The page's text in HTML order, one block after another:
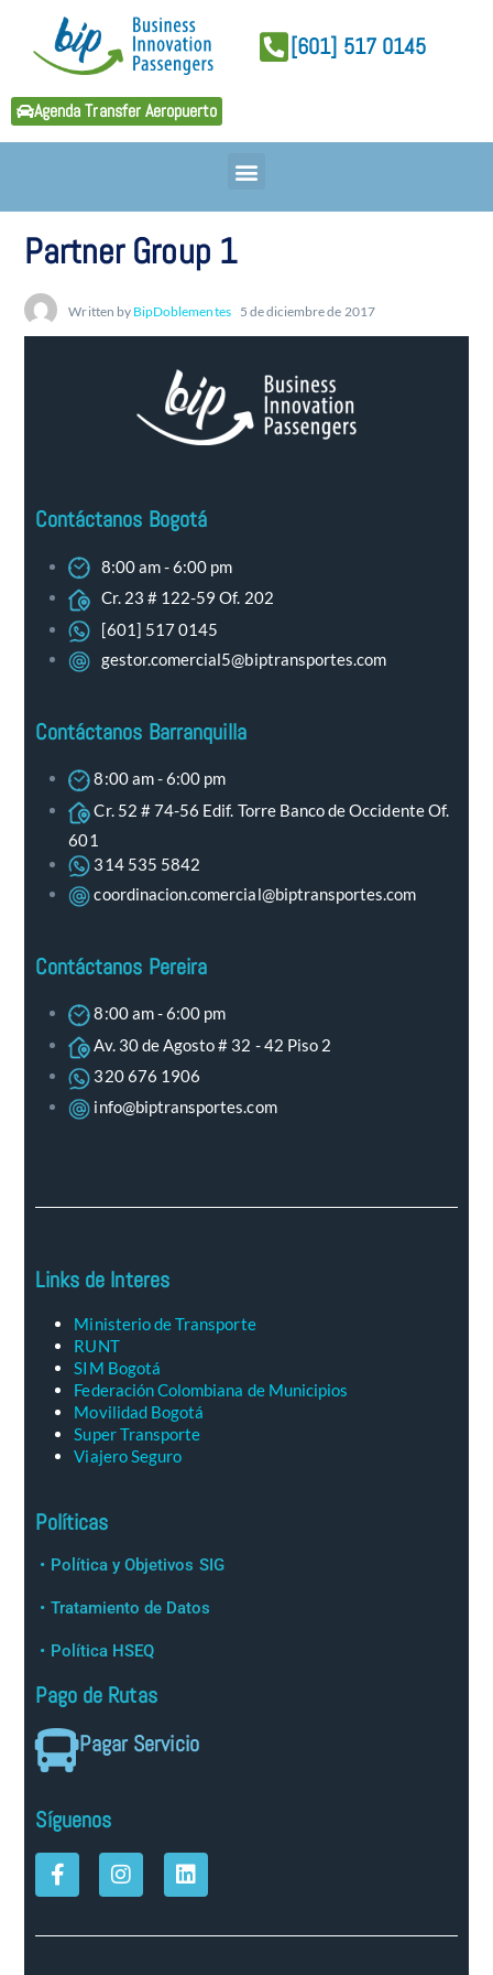
[601] 517 0145
Agenda Transfer Aeropuerto
Partner Group 1
Written by BipDoblementes 5 de diciembre de 2017
Contáctanos Bogotá
8:00 am - 6:00 pm
Cr. 23 # 122-59 Of. 202
[601] 517 0145
gestor.comercial5@biptransportes.com
Contáctanos Barranquilla
8:00 am - 6:00 pm
Cr. 52 # 74-56 Edif. Torre Banco de Occidente Of.
601
314 535 5842
coordinacion.comercial@biptransportes.com
Contáctanos Pereira
8:00 am - 6:00 pm
Av. 30 de Agosto # 32 - 42 Piso 2
320 676 1906
info@biptransportes.com
Links de Interes
Ministerio de Transporte
RUNT
SIM Bogotá
Federación Colombiana de Municipios
Movilidad Bogotá
Super Transporte
Viajero Seguro
Políticas
• Política y Objetivos SIG
• Tratamiento de Datos
• Política HSEQ
Pago de Rutas
Pagar Servicio
Síguenos